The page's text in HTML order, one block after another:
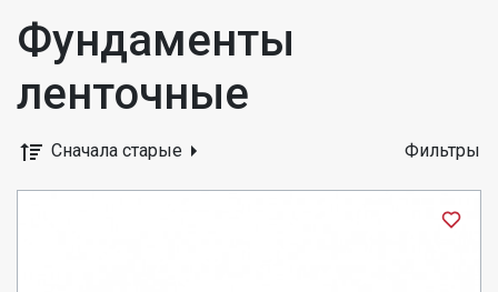
Фундаменты
ленточные
Сначала старые Фильтры